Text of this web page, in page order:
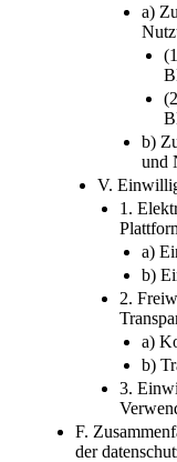
a)
b)
und
V.
1.
a)
b)
2.
a)
b)
3.
F.
der